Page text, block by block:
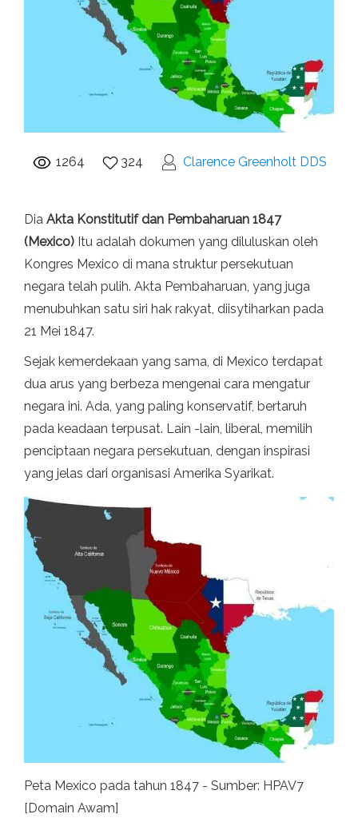
1264 324 Clarence Greenholt DDS
Dia Akta Konstitutif dan Pembaharuan 1847
(Mexico) Itu adalah dokumen yang diluluskan oleh
Kongres Mexico di mana struktur persekutuan
negara telah pulih. Akta Pembaharuan, yang juga
menubuhkan satu siri hak rakyat, diisytiharkan pada
21 Mei 1847.
Sejak kemerdekaan yang sama, di Mexico terdapat
dua arus yang berbeza mengenai cara mengatur
negara ini. Ada, yang paling konservatif, bertaruh
pada keadaan terpusat. Lain -lain, liberal, memilih
penciptaan negara persekutuan, dengan inspirasi
yang jelas dari organisasi Amerika Syarikat.
Peta Mexico pada tahun 1847 - Sumber: HPAV7
[Domain Awam]